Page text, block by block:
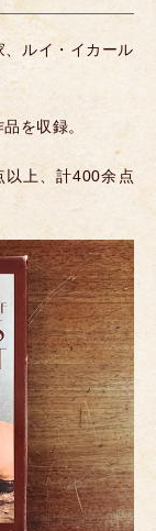
ルイ・イカール
を収録。
以上、計400余点